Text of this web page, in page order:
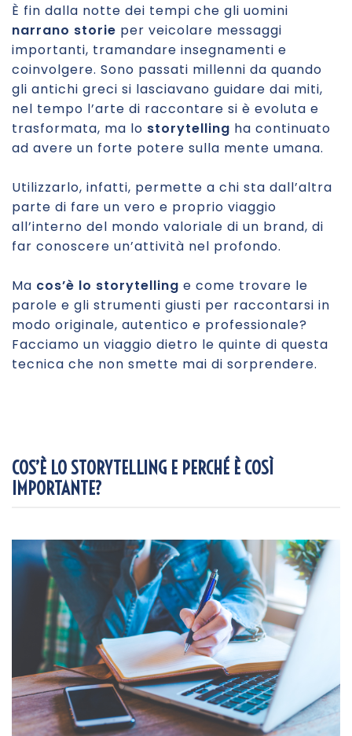
È fin dalla notte dei tempi che gli uomini
narrano storie per veicolare messaggi
importanti, tramandare insegnamenti e
coinvolgere. Sono passati millenni da quando
gli antichi greci si lasciavano guidare dai miti,
nel tempo l’arte di raccontare si è evoluta e
trasformata, ma lo storytelling ha continuato
ad avere un forte potere sulla mente umana.
Utilizzarlo, infatti, permette a chi sta dall’altra
parte di fare un vero e proprio viaggio
all’interno del mondo valoriale di un brand, di
far conoscere un’attività nel profondo.
Ma cos’è lo storytelling e come trovare le
parole e gli strumenti giusti per raccontarsi in
modo originale, autentico e professionale?
Facciamo un viaggio dietro le quinte di questa
tecnica che non smette mai di sorprendere.
COS’È LO STORYTELLING E PERCHÉ È COSÌ
IMPORTANTE?